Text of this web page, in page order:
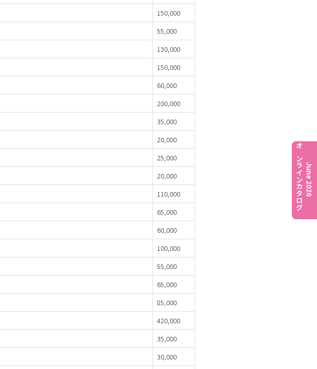
150,000
55,000
130,000
150,000
60,000
200,000
35,000
20,000
25,000
20,000
110,000
65,000
60,000
100,000
55,000
65,000
85,000
420,000
35,000
30,000
June 2026
オンラインカタログ